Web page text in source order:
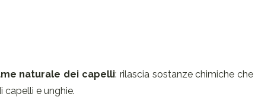
naturale dei capelli: rilascia sostanze chimiche
capelli e unghie.